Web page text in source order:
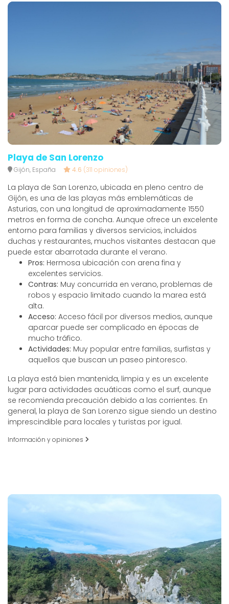
Playa de San Lorenzo
Gijón, España 4.6 (311 opiniones)
La playa de San Lorenzo, ubicada en pleno centro de
Gijón, es una de las playas más emblemáticas de
Asturias, con una longitud de aproximadamente 1550
metros en forma de concha. Aunque ofrece un excelente
entorno para familias y diversos servicios, incluidos
duchas y restaurantes, muchos visitantes destacan que
puede estar abarrotada durante el verano.
Pros: Hermosa ubicación con arena fina y
excelentes servicios.
Contras: Muy concurrida en verano, problemas de
robos y espacio limitado cuando la marea está
alta.
Acceso: Acceso fácil por diversos medios, aunque
aparcar puede ser complicado en épocas de
mucho tráfico.
Actividades: Muy popular entre familias, surfistas y
aquellos que buscan un paseo pintoresco.
La playa está bien mantenida, limpia y es un excelente
lugar para actividades acuáticas como el surf, aunque
se recomienda precaución debido a las corrientes. En
general, la playa de San Lorenzo sigue siendo un destino
imprescindible para locales y turistas por igual.
Información y opiniones